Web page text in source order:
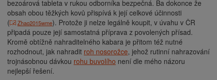
bezoárová tableta v rukou odborníka bezpečná. Ba dokonce že
obsah obou těžkých kovů přispívá k její celkové účinnosti
(
Zhao2015wme). Protože ji nelze legálně koupit, v úvahu v ČR
připadá pouze její samostatná příprava z povolených přísad.
Kromě obtížně nahraditelného kabara je přitom též nutné
rozhodnout, jak nahradit roh nosorožce, jehož rutinní nahrazování
trojnásobnou dávkou rohu buvolího není dle mého názoru
nejlepší řešení.